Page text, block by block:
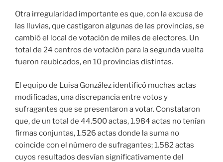
Otra irregularidad importante es que, con la excusa de
las lluvias, que castigaron algunas de las provincias, se
cambió el local de votación de miles de electores. Un
total de 24 centros de votación para la segunda vuelta
fueron reubicados, en 10 provincias distintas.
El equipo de Luisa González identificó muchas actas
modificadas, una discrepancia entre votos y
sufragantes que se presentaron a votar. Constataron
que, de un total de 44.500 actas, 1.984 actas no tenían
firmas conjuntas, 1.526 actas donde la suma no
coincide con el número de sufragantes; 1.582 actas
cuyos resultados desvían significativamente del